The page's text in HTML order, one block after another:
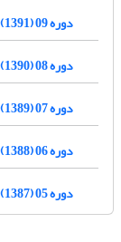
دوره 09 (1391)
دوره 08 (1390)
دوره 07 (1389)
دوره 06 (1388)
دوره 05 (1387)